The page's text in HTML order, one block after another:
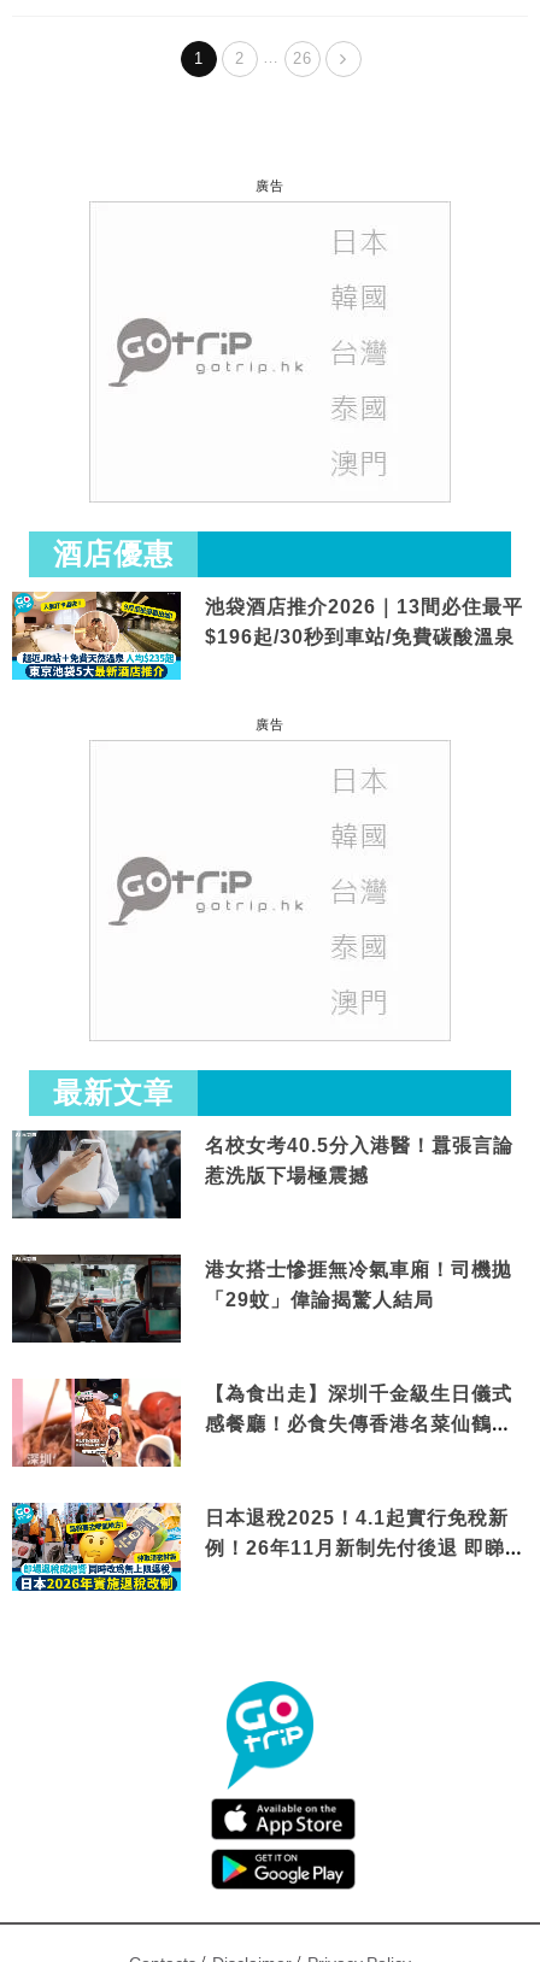
1 2 … 26
廣告
酒店優惠
池袋酒店推介2026｜13間必住最平
$196起/30秒到車站/免費碳酸溫泉
廣告
最新文章
名校女考40.5分入港醫！囂張言論
惹洗版下場極震撼
港女搭士慘捱無冷氣車廂！司機拋
「29蚊」偉論揭驚人結局
【為食出走】深圳千金級生日儀式
感餐廳！必食失傳香港名菜仙鶴神
日本退稅2025！4.1起實行免稅新
例！26年11月新制先付後退 即睇步